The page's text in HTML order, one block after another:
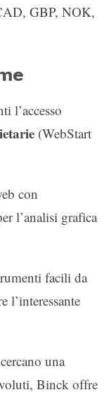
GBP, NOK,
l’accesso
(WebStart
con
l’analisi grafica
facili da
una
Binck offre